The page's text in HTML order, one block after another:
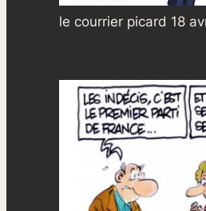
le courrier picard 18